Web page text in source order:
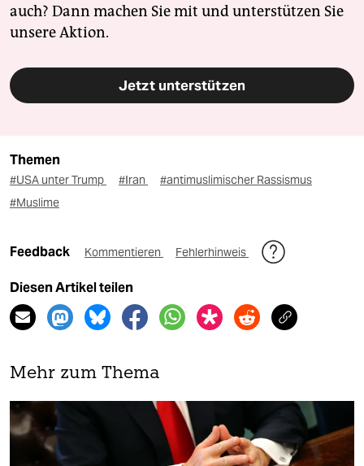
auch? Dann machen Sie mit und unterstützen Sie
unsere Aktion.
Jetzt unterstützen
Themen
#USA unter Trump #Iran
#antimuslimischer Rassismus
#Muslime
Feedback Kommentieren Fehlerhinweis
Diesen Artikel teilen
Mehr zum Thema